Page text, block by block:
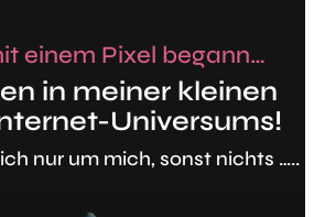
einem Pixel begann…
in meiner kleinen
Universums!
nur um mich, sonst nichts …..